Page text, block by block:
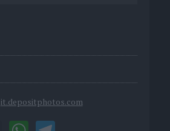
it.depositphotos.com